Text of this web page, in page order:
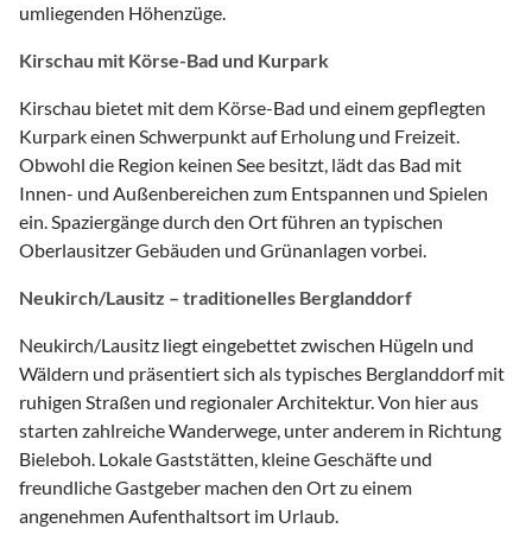
umliegenden Höhenzüge.
Kirschau mit Körse-Bad und Kurpark
Kirschau bietet mit dem Körse-Bad und einem gepflegten
Kurpark einen Schwerpunkt auf Erholung und Freizeit.
Obwohl die Region keinen See besitzt, lädt das Bad mit
Innen- und Außenbereichen zum Entspannen und Spielen
ein. Spaziergänge durch den Ort führen an typischen
Oberlausitzer Gebäuden und Grünanlagen vorbei.
Neukirch/Lausitz – traditionelles Berglanddorf
Neukirch/Lausitz liegt eingebettet zwischen Hügeln und
Wäldern und präsentiert sich als typisches Berglanddorf mit
ruhigen Straßen und regionaler Architektur. Von hier aus
starten zahlreiche Wanderwege, unter anderem in Richtung
Bieleboh. Lokale Gaststätten, kleine Geschäfte und
freundliche Gastgeber machen den Ort zu einem
angenehmen Aufenthaltsort im Urlaub.